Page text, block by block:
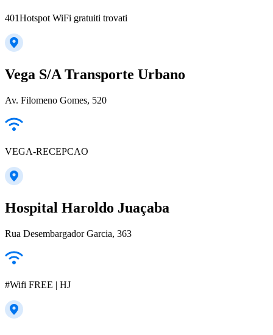
401Hotspot WiFi gratuiti trovati
Vega S/A Transporte Urbano
Av. Filomeno Gomes, 520
VEGA-RECEPCAO
Hospital Haroldo Juaçaba
Rua Desembargador Garcia, 363
#Wifi FREE | HJ